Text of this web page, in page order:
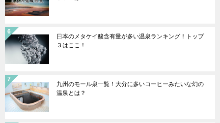
日本のメタケイ酸含有量が多い温泉ランキング！トップ
３はここ！
九州のモール泉一覧！大分に多いコーヒーみたいな幻の
温泉とは？